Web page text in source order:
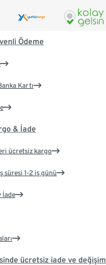
Ödeme
Kartı
& İade
ücretsiz kargo
süresi 1-2 iş günü
İade
ücretsiz iade ve değişim